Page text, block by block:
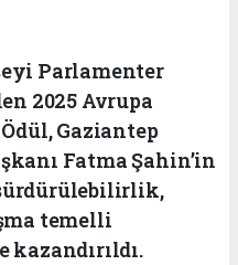
Parlamenter
2025 Avrupa
Gaziantep
Fatma Şahin’in
temelli
kazandırıldı.